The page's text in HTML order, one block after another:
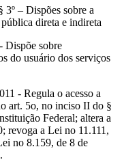
– Dispões sobre a
direta e indireta
Dispõe sobre
do usuário dos serviços
- Regula o acesso a
art. 5o, no inciso II do §
Federal; altera a
revoga a Lei no 11.111,
no 8.159, de 8 de